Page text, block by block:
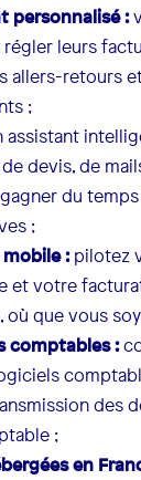
personnalisé :
leurs
allers-retours
;
assistant
devis, de
du
;
:pilotez
et votre
où que vous
comptables :
des
;
en